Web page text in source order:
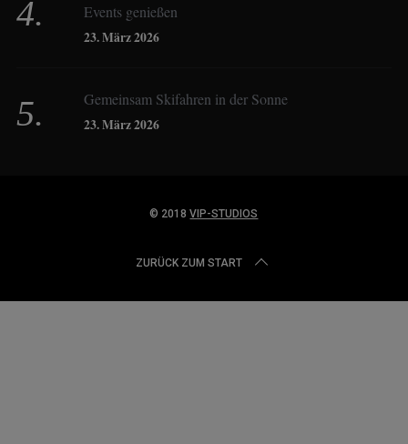
Derk Hoberg
Dominique Schroller
Fred Fettner
Events genießen
23. März 2026
Gemeinsam Skifahren in der Sonne
23. März 2026
© 2018VIP-STUDIOS
ZURÜCK ZUM START